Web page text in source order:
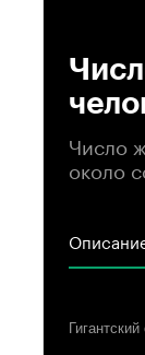
Число
около